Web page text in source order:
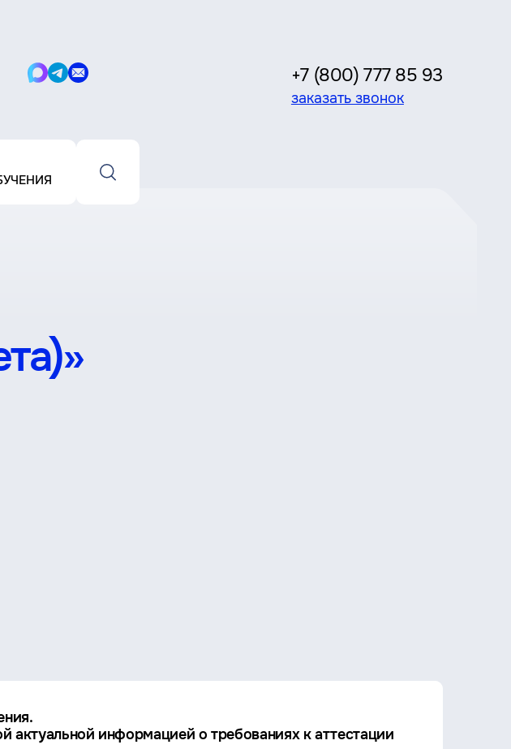
Написать
Написать
Написать
+7 (800) 777 85 93
заказать звонок
информацией о требованиях к аттестации